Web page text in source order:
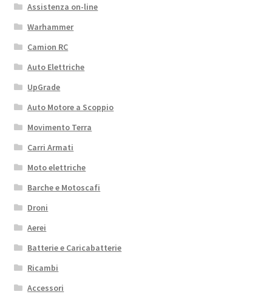
Assistenza on-line
Warhammer
Camion RC
Auto Elettriche
UpGrade
Auto Motore a Scoppio
Movimento Terra
Carri Armati
Moto elettriche
Barche e Motoscafi
Droni
Aerei
Batterie e Caricabatterie
Ricambi
Accessori